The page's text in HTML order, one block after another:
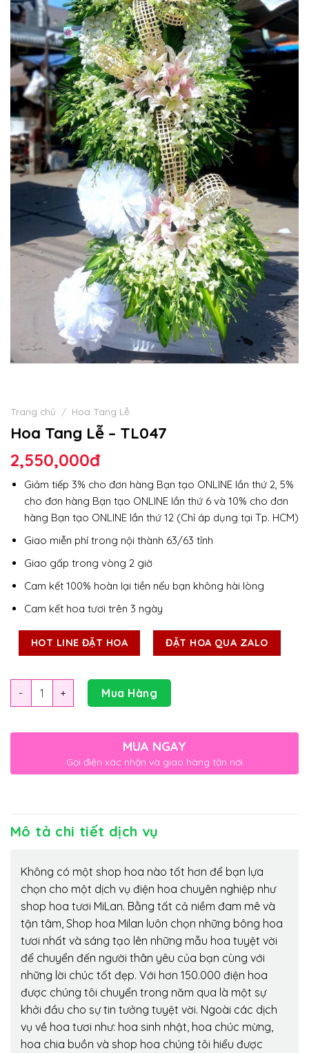
Trang chủ / Hoa Tang Lễ
Hoa Tang Lễ – TL047
2,550,000đ
Giảm tiếp 3% cho đơn hàng Bạn tạo ONLINE lần thứ 2, 5%
cho đơn hàng Bạn tạo ONLINE lần thứ 6 và 10% cho đơn
hàng Bạn tạo ONLINE lần thứ 12 (Chỉ áp dụng tại Tp. HCM)
Giao miễn phí trong nội thành 63/63 tỉnh
Giao gấp trong vòng 2 giờ
Cam kết 100% hoàn lại tiền nếu bạn không hài lòng
Cam kết hoa tươi trên 3 ngày
HOT LINE ĐẶT HOA ĐẶT HOA QUA ZALO
Số lượng Mua Hàng
MUA NGAY
Gọi điện xác nhận và giao hàng tận nơi
Mô tả chi tiết dịch vụ
Không có một shop hoa nào tốt hơn để bạn lựa
chọn cho một dịch vụ điện hoa chuyên nghiệp như
shop hoa tươi MiLan. Bằng tất cả niềm đam mê và
tận tâm, Shop hoa Milan luôn chọn những bông hoa
tươi nhất và sáng tạo lên những mẫu hoa tuyệt vời
để chuyển đến người thân yêu của bạn cùng với
những lời chúc tốt đẹp. Với hơn 150.000 điện hoa
được chúng tôi chuyển trong năm qua là một sự
khởi đầu cho sự tin tưởng tuyệt vời. Ngoài các dịch
vụ về hoa tươi như: hoa sinh nhật, hoa chúc mừng,
hoa chia buồn và shop hoa chúng tôi hiểu được